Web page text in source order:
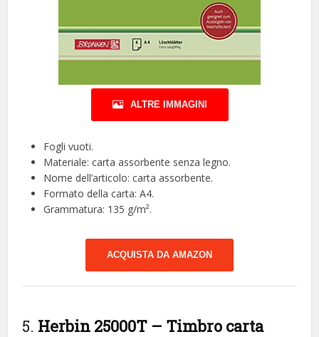
ALTRE IMMAGINI
Fogli vuoti.
Materiale: carta assorbente senza legno.
Nome dell’articolo: carta assorbente.
Formato della carta: A4.
Grammatura: 135 g/m².
ACQUISTA DA AMAZON
5. Herbin 25000T – Timbro carta